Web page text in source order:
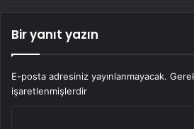
Bir yanıt yazın
E-posta adresiniz yayınlanmayacak.
işaretlenmişlerdir